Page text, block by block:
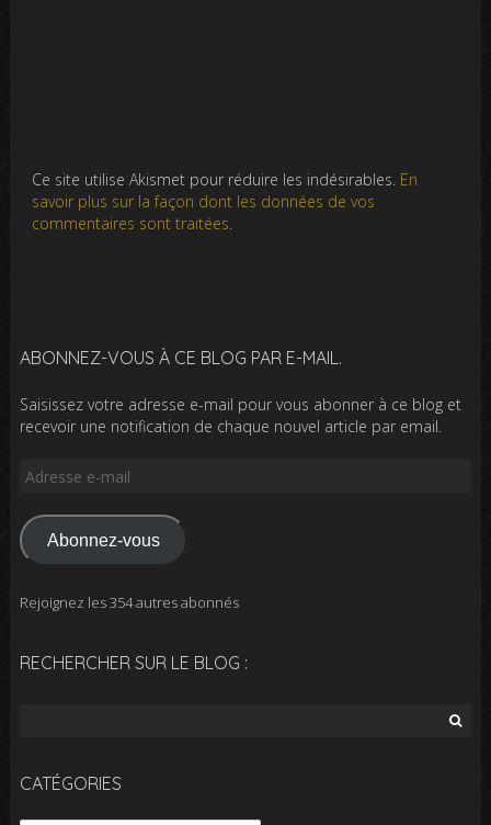
Ce site utilise Akismet pour réduire les indésirables. En
savoir plus sur la façon dont les données de vos
commentaires sont traitées.
ABONNEZ-VOUS À CE BLOG PAR E-MAIL.
Saisissez votre adresse e-mail pour vous abonner à ce blog et
recevoir une notification de chaque nouvel article par email.
Adresse
mail
Abonnez-vous
Rejoignez les 354 autres abonnés
RECHERCHER SUR LE BLOG :
CATÉGORIES